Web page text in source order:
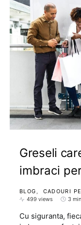
Greseli
imbraci
BLOG CADOURI
499 views
3
Cu siguranta,